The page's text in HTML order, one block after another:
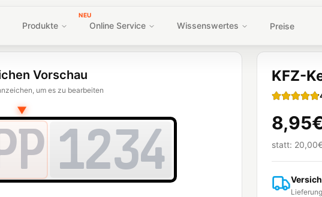
Produkte
NEU
Online Service Wissenswertes Preise
KFZ-
statt:
Vorschau
um es zu bearbeiten
▼
1234